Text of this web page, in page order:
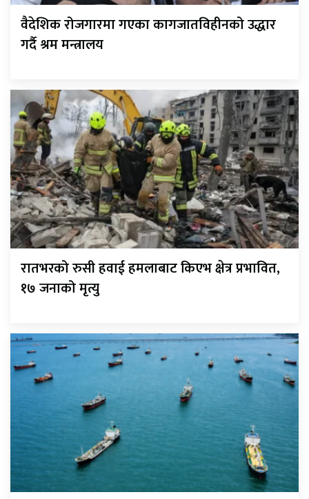
वैदेशिक रोजगारमा गएका कागजातविहीनको उद्धार
गर्दै श्रम मन्त्रालय
रातभरको रुसी हवाई हमलाबाट किएभ क्षेत्र प्रभावित,
१७ जनाको मृत्यु